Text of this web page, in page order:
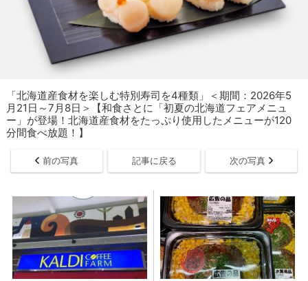
「​​​北海道産食材を楽しむ特別寿司を4種類」＜期間：2026年5
月21日～7月8日＞【和食さとに「初夏の北海道フェアメニュ
ー」が登場！北海道産食材をたっぷり使用したメニューが120
分間食べ放題！】
前の写真 記事に戻る 次の写真